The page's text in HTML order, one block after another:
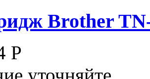
Brother
Р